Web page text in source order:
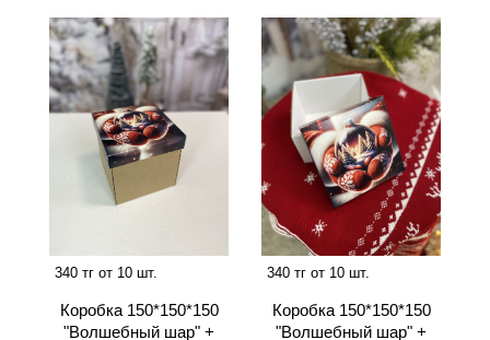
340 тг от 10 шт.
Коробка 150*150*150
"Волшебный шар" +
340 тг от 10 шт.
Коробка 150*150*150
"Волшебный шар" +